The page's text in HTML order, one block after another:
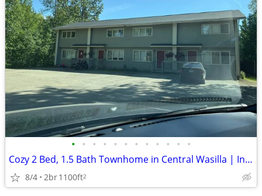
• • • • • • • • • • • •
Cozy 2 Bed, 1.5 Bath Townhome in Central Wasilla | In-Unit Laundry | P
8/4 2br1100ft2